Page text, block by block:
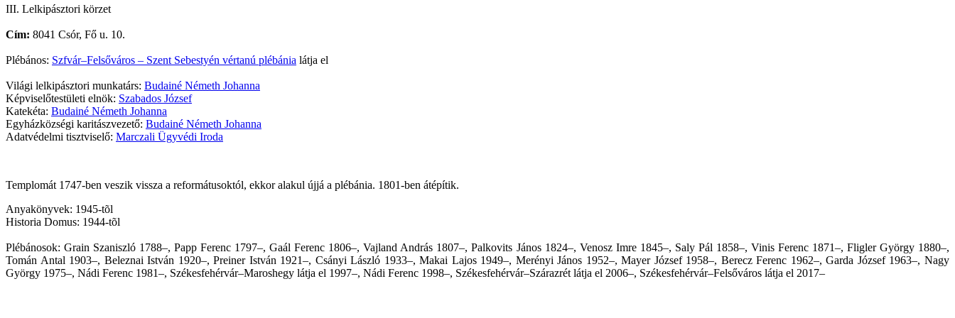
III. Lelkipásztori körzet
Cím: 8041 Csór, Fő u. 10.
Plébános: Szfvár–Felsőváros – Szent Sebestyén vértanú plébánia látja el
Világi lelkipásztori munkatárs: Budainé Németh Johanna
Képviselőtestületi elnök: Szabados József
Katekéta: Budainé Németh Johanna
Egyházközségi karitászvezető: Budainé Németh Johanna
Adatvédelmi tisztviselő: Marczali Ügyvédi Iroda
Templomát 1747-ben veszik vissza a reformátusoktól, ekkor alakul újjá a plébánia. 1801-ben átépítik.
Anyakönyvek: 1945-tõl
Historia Domus: 1944-tõl
Plébánosok: Grain Szaniszló 1788–, Papp Ferenc 1797–, Gaál Ferenc 1806–, Vajland András 1807–, Palkovits János 1824–, Venosz Imre 1845–, Saly Pál 1858–, Vinis Ferenc 1871–, Fligler György 1880–,
Tomán Antal 1903–, Beleznai István 1920–, Preiner István 1921–, Csányi László 1933–, Makai Lajos 1949–, Merényi János 1952–, Mayer József 1958–, Berecz Ferenc 1962–, Garda József 1963–, Nagy
György 1975–, Nádi Ferenc 1981–, Székesfehérvár–Maroshegy látja el 1997–, Nádi Ferenc 1998–, Székesfehérvár–Szárazrét látja el 2006–, Székesfehérvár–Felsőváros látja el 2017–